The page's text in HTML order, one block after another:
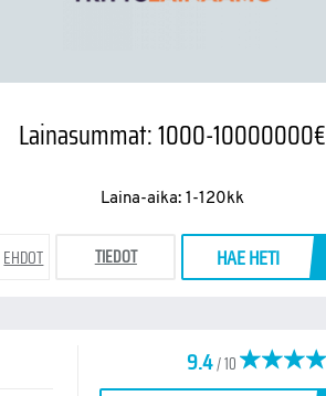
Lainasummat: 1000-10000000€
Laina-aika: 1-120kk
EHDOT TIEDOT HAE HETI
9.4/ 10